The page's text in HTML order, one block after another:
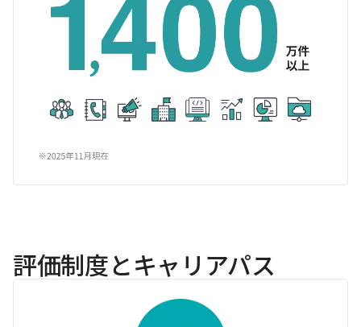
評価制度とキャリアパス